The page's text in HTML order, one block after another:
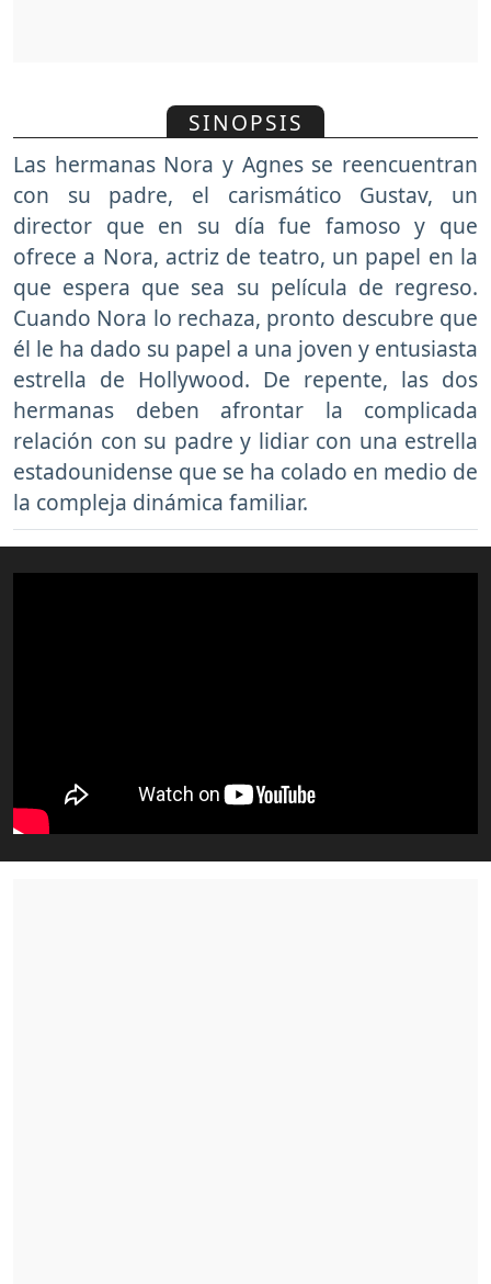
SINOPSIS
Las hermanas Nora y Agnes se reencuentran
con su padre, el carismático Gustav, un
director que en su día fue famoso y que
ofrece a Nora, actriz de teatro, un papel en la
que espera que sea su película de regreso.
Cuando Nora lo rechaza, pronto descubre que
él le ha dado su papel a una joven y entusiasta
estrella de Hollywood. De repente, las dos
hermanas deben afrontar la complicada
relación con su padre y lidiar con una estrella
estadounidense que se ha colado en medio de
la compleja dinámica familiar.